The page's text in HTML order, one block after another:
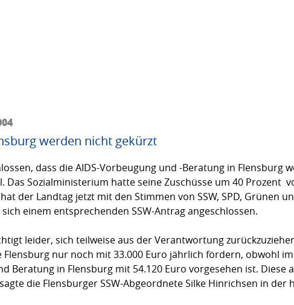
werden nicht gekürzt
dass die AIDS-Vorbeugung und -Beratung in Flensburg
Sozialministerium hatte seine Zuschüsse um 40 Prozent 
der Landtag jetzt mit den Stimmen von SSW, SPD, Grünen
einem entsprechenden SSW-Antrag angeschlossen.
leider, sich teilweise aus der Verantwor­tung
Flensburg nur noch mit 33.000 Euro jährlich fördern, obwohl
Beratung in Flensburg mit 54.120 Euro vorgese­hen ist. Diese
die Flensburger SSW-Abgeordnete Silke Hinrichsen in